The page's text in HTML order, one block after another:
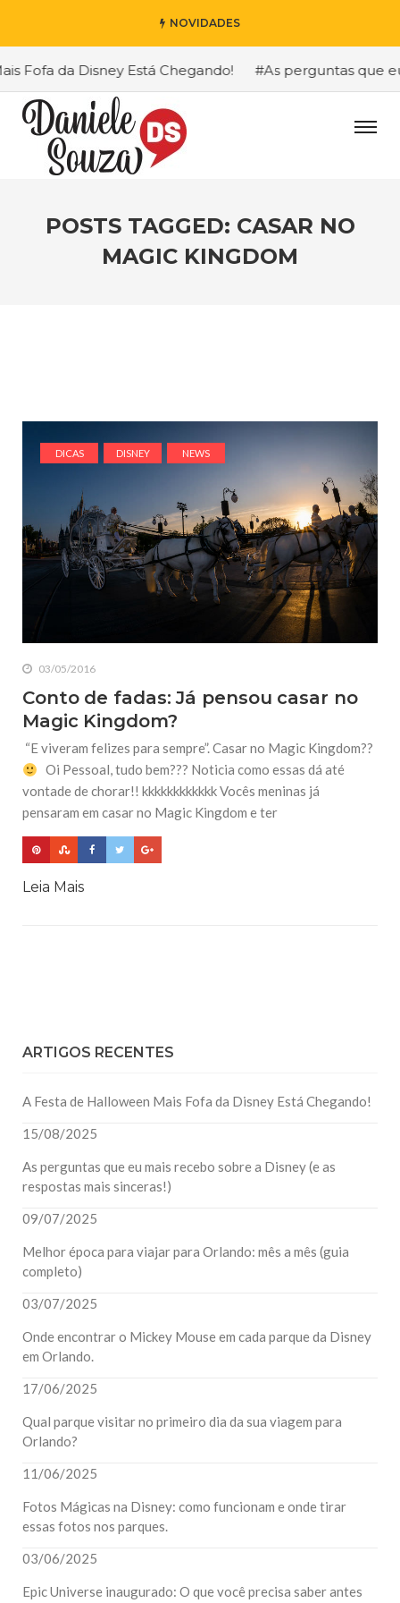
NOVIDADES
da Disney Está Chegando! #As perguntas que eu
POSTS TAGGED: CASAR NO
MAGIC KINGDOM
DICAS DISNEY NEWS
03/05/2016
Conto de fadas: Já pensou casar no
Magic Kingdom?
“E viveram felizes para sempre”. Casar no Magic Kingdom??
Oi Pessoal, tudo bem??? Noticia como essas dá até
vontade de chorar!! kkkkkkkkkkkk Vocês meninas já
pensaram em casar no Magic Kingdom e ter
Leia Mais
ARTIGOS RECENTES
A Festa de Halloween Mais Fofa da Disney Está Chegando!
15/08/2025
As perguntas que eu mais recebo sobre a Disney (e as
respostas mais sinceras!)
09/07/2025
Melhor época para viajar para Orlando: mês a mês (guia
completo)
03/07/2025
Onde encontrar o Mickey Mouse em cada parque da Disney
em Orlando.
17/06/2025
Qual parque visitar no primeiro dia da sua viagem para
Orlando?
11/06/2025
Fotos Mágicas na Disney: como funcionam e onde tirar
essas fotos nos parques.
03/06/2025
Epic Universe inaugurado: O que você precisa saber antes